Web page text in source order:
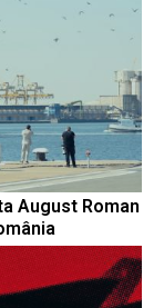
August Roman